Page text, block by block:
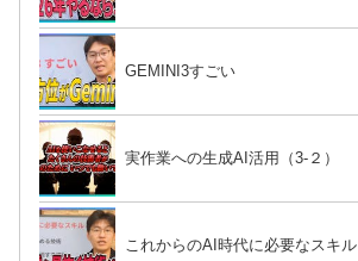
GEMINI3すごい
実作業への生成AI活用（3-２）
これからのAI時代に必要なスキル